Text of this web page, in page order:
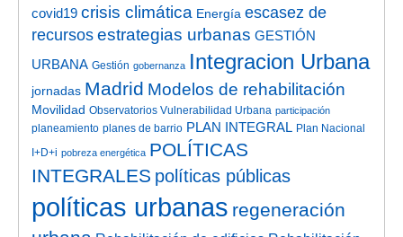
covid19 crisis climática Energía escasez de
recursos estrategias urbanas GESTIÓN
URBANA Gestión gobernanza Integracion Urbana
jornadas Madrid Modelos de rehabilitación
Movilidad Observatorios Vulnerabilidad Urbana participación
planeamiento planes de barrio PLAN INTEGRAL Plan Nacional
I+D+i pobreza energética POLÍTICAS
INTEGRALES políticas públicas
políticas urbanas regeneración